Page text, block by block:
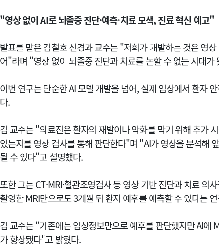
"영상 없이 AI로 뇌졸중 진단·예측·치료 모색, 진료 혁신 예고"
발표를 맡은 김철호 신경과 교수는 "저희가 개발하는 것은 영
어"라며 "영상 없이 뇌졸중 진단과 치료를 논할 수 없는 시대가
이번 연구는 단순한 AI 모델 개발을 넘어, 실제 임상에서 환자
다.
김 교수는 "의료진은 환자의 재발이나 악화를 막기 위해 추가
있는지를 영상 검사를 통해 판단한다"며 "AI가 영상을 분석해
될 수 있다"고 설명했다.
또한 그는 CT·MRI·혈관조영검사 등 영상 기반 진단과 치료 의
촬영한 MRI만으로도 3개월 뒤 환자 예후를 예측할 수 있다는
김 교수는 "기존에는 임상정보만으로 예후를 판단했지만 AI에
가 향상됐다"고 밝혔다.